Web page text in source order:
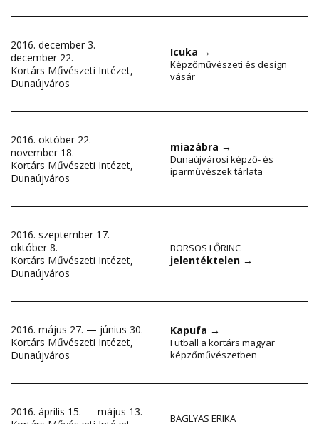
2016. december 3. —
december 22.
Kortárs Művészeti Intézet,
Dunaújváros
Icuka →
Képzőművészeti és design
vásár
2016. október 22. —
november 18.
Kortárs Művészeti Intézet,
Dunaújváros
miazábra →
Dunaújvárosi képző- és
iparművészek tárlata
2016. szeptember 17. —
október 8.
Kortárs Művészeti Intézet,
Dunaújváros
BORSOS LŐRINC
jelentéktelen →
2016. május 27. — június 30.
Kortárs Művészeti Intézet,
Dunaújváros
Kapufa →
Futball a kortárs magyar
képzőművészetben
2016. április 15. — május 13.
BAGLYAS ERIKA